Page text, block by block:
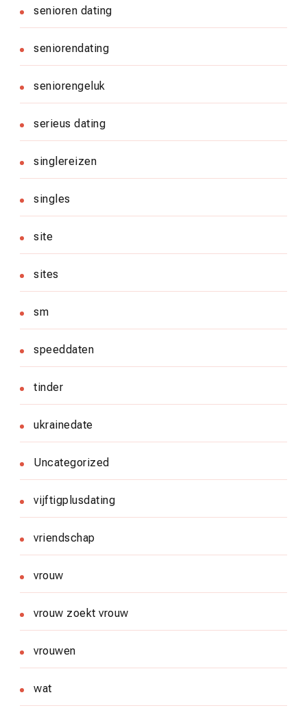
senioren dating
seniorendating
seniorengeluk
serieus dating
singlereizen
singles
site
sites
sm
speeddaten
tinder
ukrainedate
Uncategorized
vijftigplusdating
vriendschap
vrouw
vrouw zoekt vrouw
vrouwen
wat